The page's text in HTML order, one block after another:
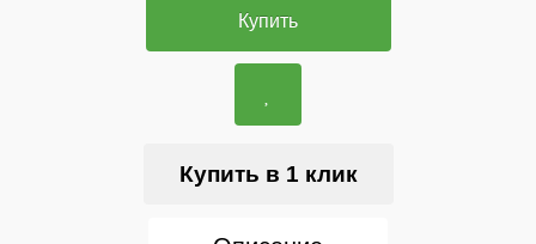
Купить
Купить в 1 клик